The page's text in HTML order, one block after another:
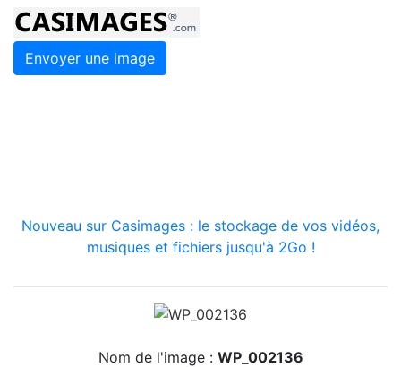
Envoyer une image
Nouveau sur Casimages : le stockage de vos vidéos,
musiques et fichiers jusqu'à 2Go !
Nom de l'image : WP_002136